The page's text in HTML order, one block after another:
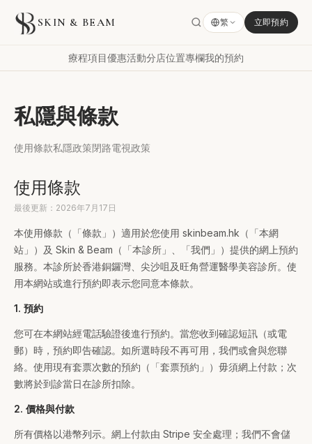
SKIN & BEAM 繁 立即預約
療程項目優惠活動分店位置專欄我的預約
私隱與條款
使用條款私隱政策閉路電視政策
使用條款
最後更新：2026年7月17日
本使用條款（「條款」）適用於您使用 skinbeam.hk（「本網
站」）及 Skin & Beam（「本診所」、「我們」）提供的網上預約
服務。本診所於香港銅鑼灣、尖沙咀及旺角營運醫學美容診所。使
用本網站或進行預約即表示您同意本條款。
1. 預約
您可在本網站經電話驗證後進行預約。當您收到確認短訊（或電
郵）時，預約即告確認。如所選時段不再可用，我們或會與您聯
絡。使用現有套票次數的預約（「套票預約」）毋須網上付款；次
數將於到診當日在診所扣除。
2. 價格與付款
所有價格以港幣列示。網上付款由 Stripe 安全處理；我們不會儲